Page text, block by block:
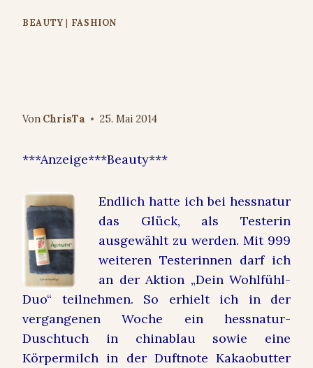
BEAUTY | FASHION
Von ChrisTa 25. Mai 2014
***Anzeige***Beauty***
Endlich hatte ich bei hessnatur
das Glück, als Testerin
ausgewählt zu werden. Mit 999
weiteren Testerinnen darf ich
an der Aktion „Dein Wohlfühl-
Duo“ teilnehmen. So erhielt ich in der
vergangenen Woche ein hessnatur-
Duschtuch in chinablau sowie eine
Körpermilch in der Duftnote Kakaobutter